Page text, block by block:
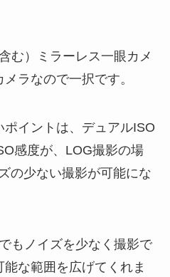
む）ミラーレス一眼カメ
ラなので一択です。
イントは、デュアルISO
感度が、LOG撮影の場
の少ない撮影が可能にな
もノイズを少なく撮影で
な範囲を広げてくれま